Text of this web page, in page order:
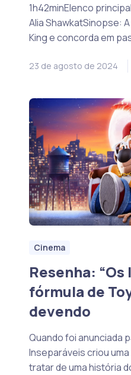
1h42minElenco
Alia ShawkatSinopse:
King e concorda em
23 de agosto de 2024
Cinema
Resenha:
fórmula de
devendo
Quando foi anunciada
Inseparáveis criou
tratar de uma história